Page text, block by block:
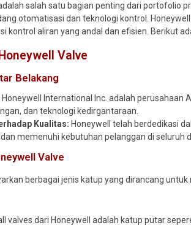
salah satu bagian penting dari portofolio
otomatisasi dan teknologi kontrol.
kontrol aliran yang andal dan efisien. Berikut
Valve
Belakang
Honeywell International Inc. adalah
dan teknologi kedirgantaraan.
Kualitas: Honeywell telah berdedikasi
memenuhi kebutuhan pelanggan di seluruh
Valve
berbagai jenis katup yang dirancang
valves dari Honeywell adalah katup putar